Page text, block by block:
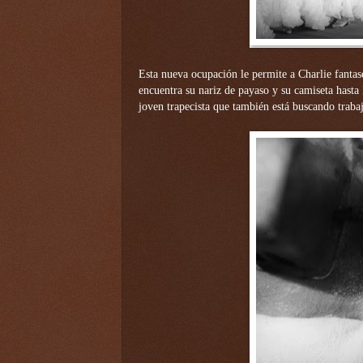
Esta nueva ocupación le permite a Charlie
encuentra su nariz de payaso y su camiseta
joven trapecista que también está buscando